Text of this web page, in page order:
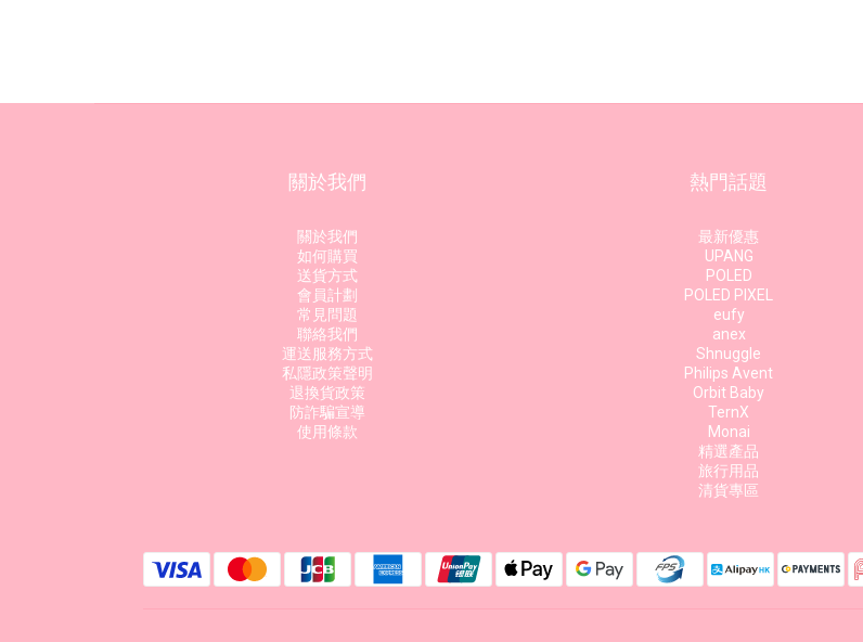
關於我們
關於我們
如何購買
送貨方式
會員計劃
常見問題
聯絡我們
運送服務方式
私隱政策聲明
退換貨政策
防詐騙宣導
使用條款
熱門話題
最新優惠
UPANG
POLED
POLED PIXEL
eufy
anex
Shnuggle
Philips Avent
Orbit Baby
TernX
Monai
精選產品
旅行用品
清貨專區